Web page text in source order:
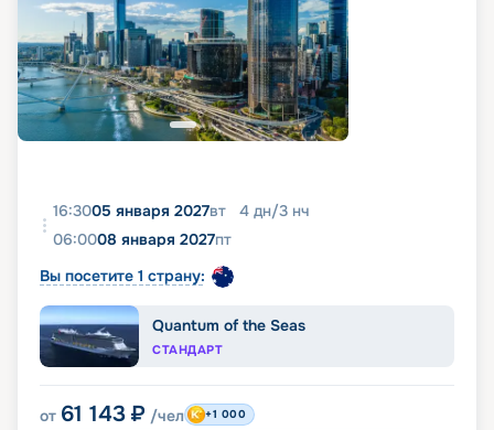
16:3005 января 2027вт 4 дн/3 нч
06:0008 января 2027пт
Вы посетите 1 страну:
Quantum of the Seas
СТАНДАРТ
от 61 143 ₽ /чел +1 000